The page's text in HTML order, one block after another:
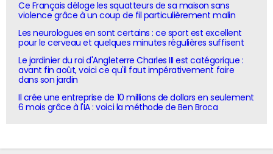
Ce Français déloge les squatteurs de sa maison sans
violence grâce à un coup de fil particulièrement malin
Les neurologues en sont certains : ce sport est excellent
pour le cerveau et quelques minutes régulières suffisent
Le jardinier du roi d'Angleterre Charles III est catégorique :
avant fin août, voici ce qu'il faut impérativement faire
dans son jardin
Il crée une entreprise de 10 millions de dollars en seulement
6 mois grâce à l'IA : voici la méthode de Ben Broca